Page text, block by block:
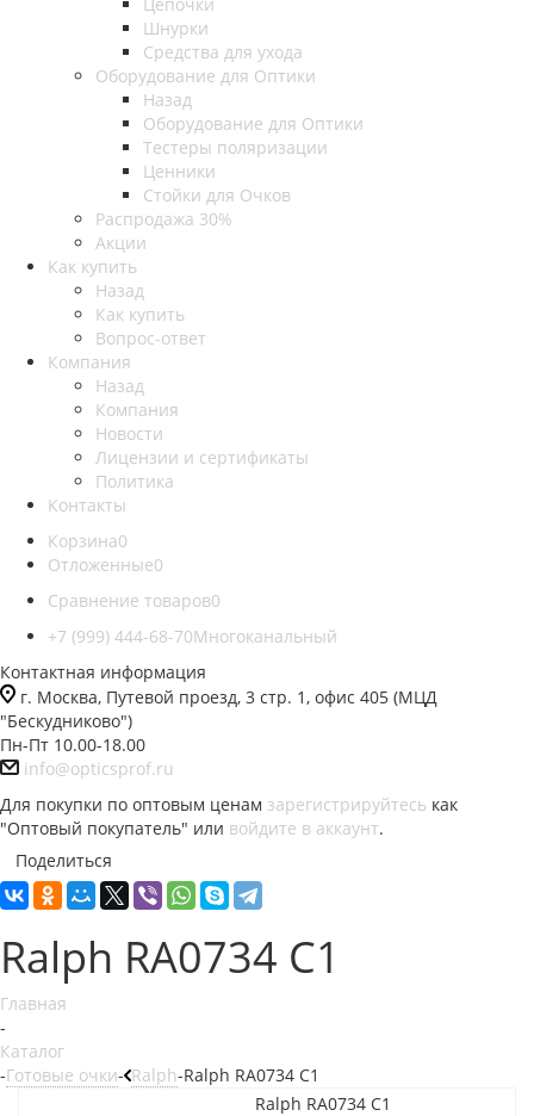
Шнурки
Средства для ухода
Оборудование для Оптики
Назад
Оборудование для Оптики
Тестеры поляризации
Ценники
Стойки для Очков
Распродажа 30%
Акции
Как купить
Назад
Как купить
Вопрос-ответ
Компания
Назад
Компания
Новости
Лицензии и сертификаты
Политика
Контакты
Корзина0
Отложенные0
Сравнение товаров0
+7 (999) 444-68-70Многоканальный
Контактная информация
г. Москва, Путевой проезд, 3 стр. 1, офис 405 (МЦД
"Бескудниково")
Пн-Пт 10.00-18.00
info@opticsprof.ru
Для покупки по оптовым ценам зарегистрируйтесь как
"Оптовый покупатель" или войдите в аккаунт.
Поделиться
Ralph RA0734 C1
Главная
-
Каталог
-Готовые очки- Ralph-Ralph RA0734 C1
Ralph RA0734 C1